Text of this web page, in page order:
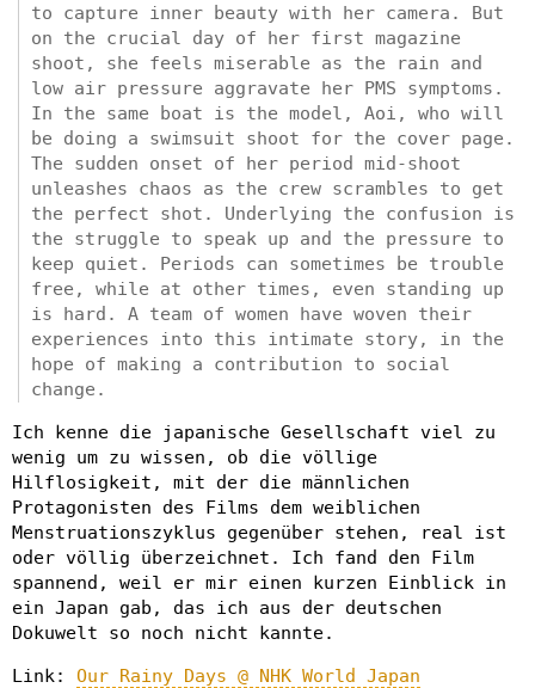
to capture inner beauty with her camera. But
on the crucial day of her first magazine
shoot, she feels miserable as the rain and
low air pressure aggravate her PMS symptoms.
In the same boat is the model, Aoi, who will
be doing a swimsuit shoot for the cover page.
The sudden onset of her period mid-shoot
unleashes chaos as the crew scrambles to get
the perfect shot. Underlying the confusion is
the struggle to speak up and the pressure to
keep quiet. Periods can sometimes be trouble
free, while at other times, even standing up
is hard. A team of women have woven their
experiences into this intimate story, in the
hope of making a contribution to social
change.
Ich kenne die japanische Gesellschaft viel zu
wenig um zu wissen, ob die völlige
Hilflosigkeit, mit der die männlichen
Protagonisten des Films dem weiblichen
Menstruationszyklus gegenüber stehen, real ist
oder völlig überzeichnet. Ich fand den Film
spannend, weil er mir einen kurzen Einblick in
ein Japan gab, das ich aus der deutschen
Dokuwelt so noch nicht kannte.
Link: Our Rainy Days @ NHK World Japan